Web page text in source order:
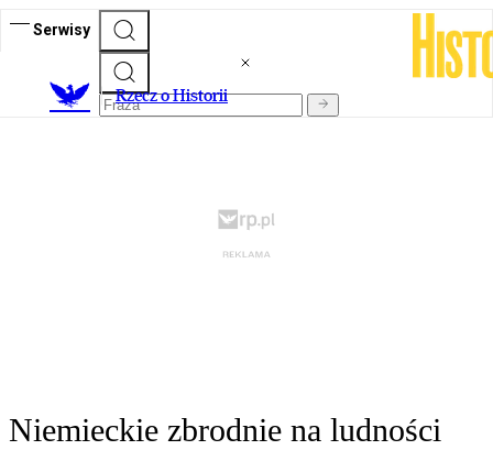
Serwisy
Rzecz o Historii
Niemieckie zbrodnie na ludności